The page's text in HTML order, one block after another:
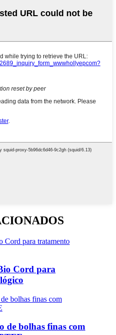
Cord para
de bolhas finas com